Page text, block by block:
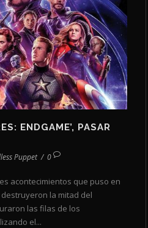
ENDGAME’, PASAR
Puppet / 0
acontecimientos que puso en
la mitad del
las filas de los
el...